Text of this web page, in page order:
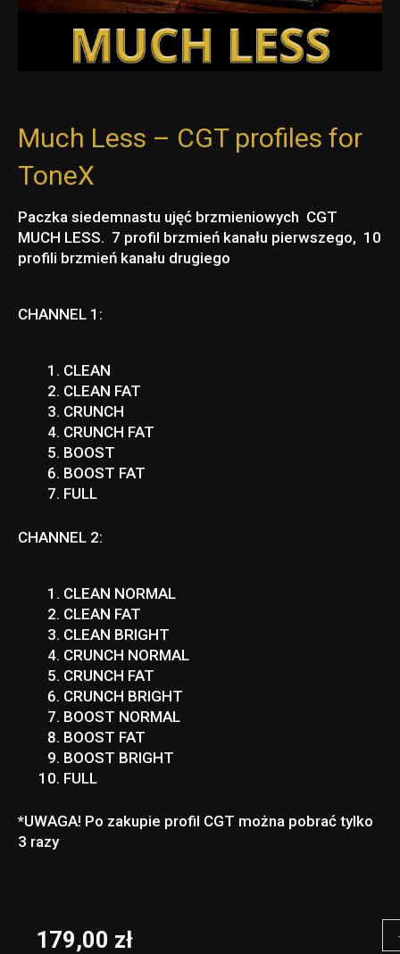
Much Less – CGT profiles for
ToneX
Paczka siedemnastu ujęć brzmieniowych CGT
MUCH LESS. 7 profil brzmień kanału pierwszego, 10
profili brzmień kanału drugiego
CHANNEL 1:
CLEAN
CLEAN FAT
CRUNCH
CRUNCH FAT
BOOST
BOOST FAT
FULL
CHANNEL 2:
CLEAN NORMAL
CLEAN FAT
CLEAN BRIGHT
CRUNCH NORMAL
CRUNCH FAT
CRUNCH BRIGHT
BOOST NORMAL
BOOST FAT
BOOST BRIGHT
FULL
*UWAGA! Po zakupie profil CGT można pobrać tylko
3 razy
179,00 zł